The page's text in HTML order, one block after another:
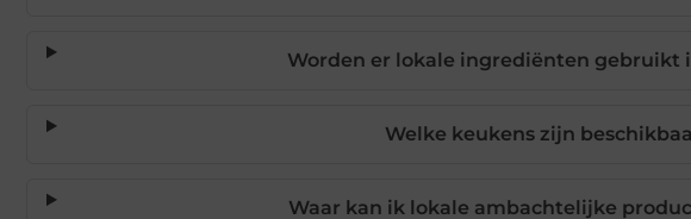
Worden er lokale ingrediënten gebruikt
Welke keukens zijn
Waar kan ik lokale ambachtelijke